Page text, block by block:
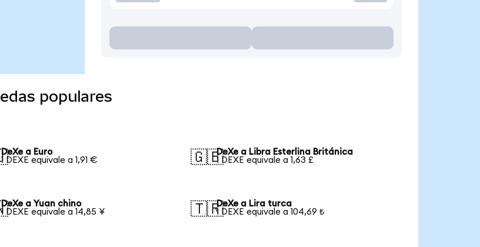
populares
DeXe a Euro
1 DEXE equivale a 1,91 €
🇬🇧DeXe a Libra Esterlina Británica
1 DEXE equivale a 1,63 £
DeXe a Yuan chino
1 DEXE equivale a 14,85 ¥
🇹🇷DeXe a Lira turca
1 DEXE equivale a 104,69 ₺